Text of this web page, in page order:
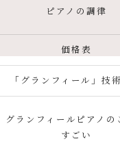
ピアノの調律
価格表
「グランフィール」技
グランフィールピアノの
すごい